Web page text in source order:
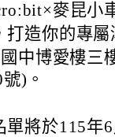
麥昆小
打造你的專
中博愛樓三
)。
單將於115年